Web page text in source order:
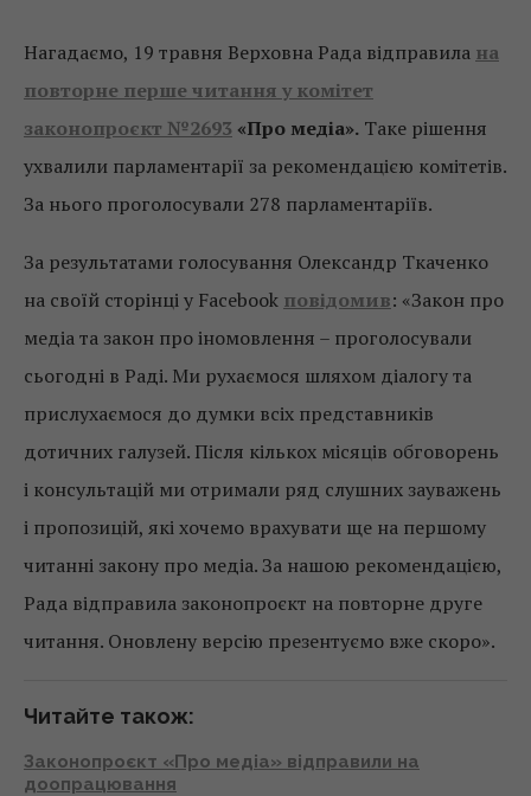
Нагадаємо, 19 травня Верховна Рада відправила на
повторне перше читання у комітет
законопроєкт №2693 «Про медіа». Таке рішення
ухвалили парламентарії за рекомендацією комітетів.
За нього проголосували 278 парламентаріїв.
За результатами голосування Олександр Ткаченко
на своїй сторінці у Facebook повідомив: «Закон про
медіа та закон про іномовлення – проголосували
сьогодні в Раді. Ми рухаємося шляхом діалогу та
прислухаємося до думки всіх представників
дотичних галузей. Після кількох місяців обговорень
і консультацій ми отримали ряд слушних зауважень
і пропозицій, які хочемо врахувати ще на першому
читанні закону про медіа. За нашою рекомендацією,
Рада відправила законопроєкт на повторне друге
читання. Оновлену версію презентуємо вже скоро».
Читайте також:
Законопроєкт «Про медіа» відправили на
доопрацювання